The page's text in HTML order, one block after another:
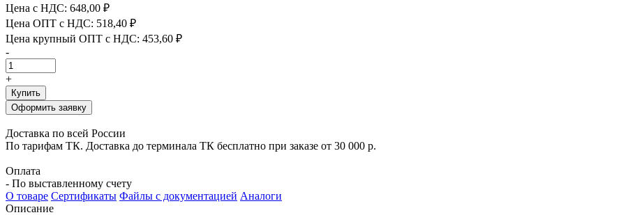
Цена с НДС: 648,00 ₽
Цена ОПТ с НДС: 518,40 ₽
Цена крупный ОПТ с НДС: 453,60 ₽
-
+
Купить
Оформить заявку
Доставка по всей России
По тарифам ТК. Доставка до терминала ТК бесплатно при заказе от 30 000 р.
Оплата
- По выставленному счету
О товаре Сертификаты Файлы с документацией Аналоги
Описание